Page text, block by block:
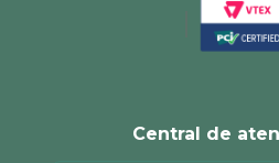
Central de